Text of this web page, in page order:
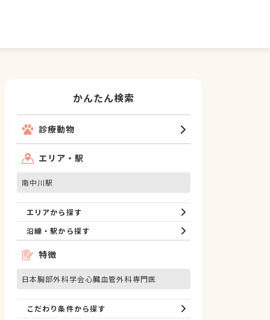
かんたん検索
診療動物
エリア・駅
南中川駅
エリアから探す
沿線・駅から探す
特徴
日本胸部外科学会心臓血管外科専門医
こだわり条件から探す